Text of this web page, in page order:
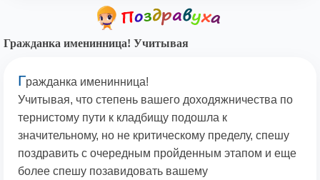
Гражданка именинница! Учитывая
Гражданка именинница!
Учитывая, что степень вашего доходяжничества по
тернистому пути к кладбищу подошла к
значительному, но не критическому пределу, спешу
поздравить с очередным пройденным этапом и еще
более спешу позавидовать вашему